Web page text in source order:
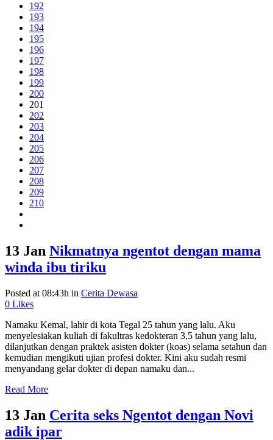
192
193
194
195
196
197
198
199
200
201
202
203
204
205
206
207
208
209
210
13 Jan Nikmatnya ngentot dengan mama
winda ibu tiriku
Posted at 08:43h in Cerita Dewasa
0 Likes
Namaku Kemal, lahir di kota Tegal 25 tahun yang lalu. Aku
menyelesiakan kuliah di fakultras kedokteran 3,5 tahun yang lalu,
dilanjutkan dengan praktek asisten dokter (koas) selama setahun dan
kemudian mengikuti ujian profesi dokter. Kini aku sudah resmi
menyandang gelar dokter di depan namaku dan...
Read More
13 Jan Cerita seks Ngentot dengan Novi
adik ipar